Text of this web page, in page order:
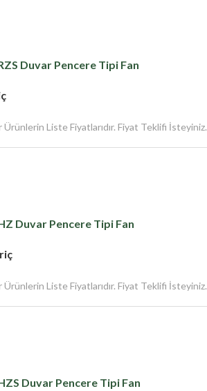
Duvar Pencere Tipi Fan
Liste Fiyatlarıdır. Fiyat Teklifi İsteyiniz.
Duvar Pencere Tipi Fan
Liste Fiyatlarıdır. Fiyat Teklifi İsteyiniz.
Duvar Pencere Tipi Fan